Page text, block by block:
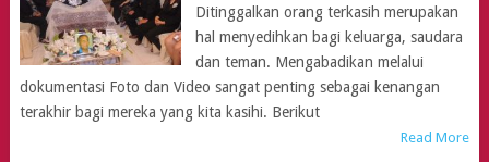
Ditinggalkan orang terkasih merupakan
hal menyedihkan bagi keluarga, saudara
dan teman. Mengabadikan melalui
dokumentasi Foto dan Video sangat penting sebagai kenangan
terakhir bagi mereka yang kita kasihi. Berikut
Read More